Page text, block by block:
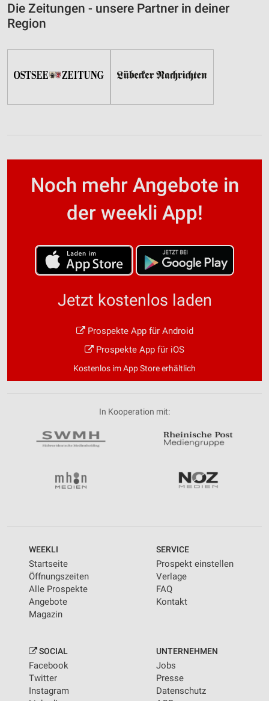
Die Zeitungen - unsere Partner in deiner
Region
Noch mehr Angebote in
der weekli App!
Jetzt kostenlos laden
Prospekte App für Android
Prospekte App für iOS
Kostenlos im App Store erhältlich
In Kooperation mit:
WEEKLI
Startseite
Öffnungszeiten
Alle Prospekte
Angebote
Magazin
SERVICE
Prospekt einstellen
Verlage
FAQ
Kontakt
SOCIAL
Facebook
Twitter
Instagram
UNTERNEHMEN
Jobs
Presse
Datenschutz